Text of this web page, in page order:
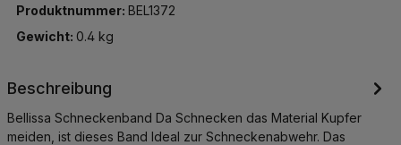
Produktnummer: BEL1372
Gewicht: 0.4 kg
Beschreibung
Bellissa Schneckenband Da Schnecken das Material Kupfer
meiden, ist dieses Band Ideal zur Schneckenabwehr. Das